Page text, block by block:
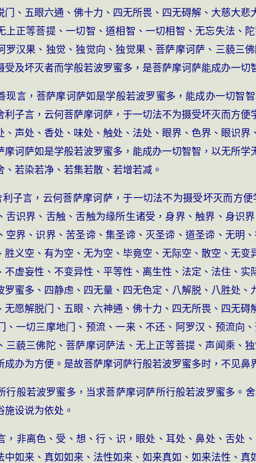
门、五眼六通、佛十力、四无所畏、四无碍解、大慈大
上正等菩提、一切智、道相智、一切相智、无忘失法、
罗汉果、独觉、独觉向、独觉果、菩萨摩诃萨、三藐三
受及坏灭者而学般若波罗蜜多，是菩萨摩诃萨能成办一切
现言，菩萨摩诃萨如是学般若波罗蜜多，能成办一切智
利子言，云何菩萨摩诃萨，于一切法不为摄受坏灭而方
、声处、香处、味处、触处、法处、眼界、色界、眼识
摩诃萨如是学般若波罗蜜多，能成办一切智智，以无所
、若染若净、若集若散、若增若减。
利子言，云何菩萨摩诃萨，于一切法不为摄受坏灭而方
舌识界、舌触、舌触为缘所生诸受，身界、触界、身识
空界、识界、苦圣谛、集圣谛、灭圣谛、道圣谛、无明
胜义空、有为空、无为空、毕竟空、无际空、散空、无
不虚妄性、不变异性、平等性、离生性、法定、法住、
罗蜜多、四静虑、四无量、四无色定、八解脱、八胜处
无愿解脱门、五眼、六神通、佛十力、四无所畏、四无
、一切三摩地门、预流、一来、不还、阿罗汉、预流向
三藐三佛陀、菩萨摩诃萨法、无上正等菩提、声闻乘、
成办为方便。是故菩萨摩诃萨行般若波罗蜜多时，不见
行般若波罗蜜多，当求菩萨摩诃萨所行般若波罗蜜多。
施设说为依处。
，非离色、受、想、行、识，眼处、耳处、鼻处、舌处
中如来、真如如来、法性如来、如来真如、如来法性、真